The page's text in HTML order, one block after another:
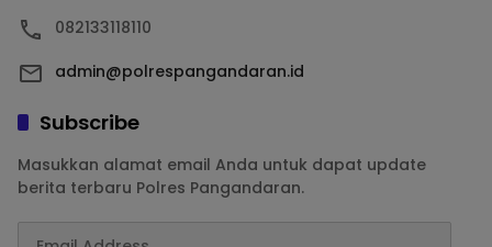
082133118110
admin@polrespangandaran.id
Subscribe
Masukkan alamat email Anda untuk dapat update
berita terbaru Polres Pangandaran.